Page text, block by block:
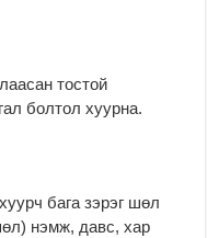
тостой
болтол хуурна.
бага зэрэг шөл
нэмж, давс, хар